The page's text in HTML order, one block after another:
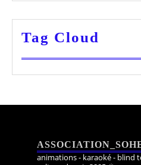
Tag Cloud
animations - karaoké - blind